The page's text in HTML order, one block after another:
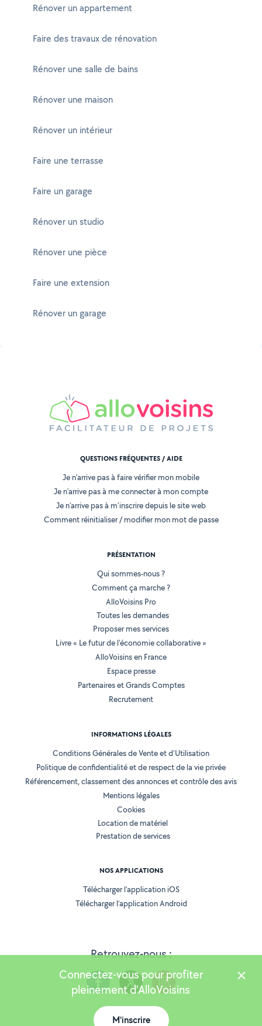
Rénover un appartement
Faire des travaux de rénovation
Rénover une salle de bains
Rénover une maison
Rénover un intérieur
Faire une terrasse
Faire un garage
Rénover un studio
Rénover une pièce
Faire une extension
Rénover un garage
Retrouvez-nous :
QUESTIONS FRÉQUENTES / AIDE
Je n'arrive pas à faire vérifier mon mobile
Je n'arrive pas à me connecter à mon compte
Je n'arrive pas à m'inscrire depuis le site web
Comment réinitialiser / modifier mon mot de passe
PRÉSENTATION
Qui sommes-nous ?
Comment ça marche ?
AlloVoisins Pro
Toutes les demandes
Proposer mes services
Livre « Le futur de l'économie collaborative »
AlloVoisins en France
Espace presse
Partenaires et Grands Comptes
Recrutement
INFORMATIONS LÉGALES
Conditions Générales de Vente et d'Utilisation
Politique de confidentialité et de respect de la vie privée
Référencement, classement des annonces et contrôle des avis
Mentions légales
Cookies
Location de matériel
Prestation de services
NOS APPLICATIONS
Télécharger l’application iOS
Télécharger l’application Android
Version 25.5.3
Connectez-vous pour profiter
pleinement d'AlloVoisins
M'inscrire